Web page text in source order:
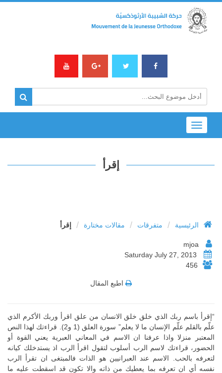
Toggle
navigation
إقرأ
الرئيسية / متفرقات / مقالات مختارة / إقرأ
456
اطبع المقال
“إقرأ باسم ربك الذي خلق خلق الانسان من علق اقرأ وربك الأكرم الذي
علّم بالقلم علّم الإنسان ما لا يعلم” سورة العلق (1 و2). قراءتك لهذا النص
المعتبر منزلا واذا عرفنا ان الاسم في المعاني العبرية يعني القوة أو
الحضور، قراءتك لاسم الرب أسلوب لتقول اقرأ الرب اذ يستدخلك كيانه
لتعرفه بالحب. الاسم عند العبرانيين هو الذات فالمبتغى ان تقرأ الرب
نفسه أي ان تعرفه بما يعطيك من ذاته والا تكون قد اسقطت عليه ما